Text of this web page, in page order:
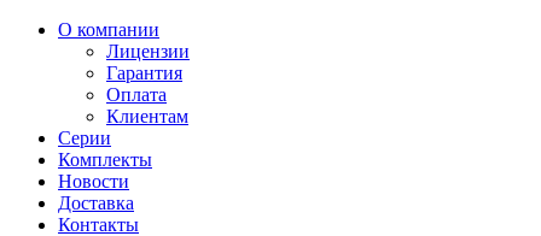
О компании
Лицензии
Гарантия
Оплата
Клиентам
Серии
Комплекты
Новости
Доставка
Контакты